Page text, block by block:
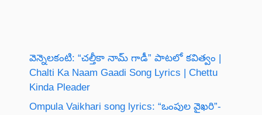
వెన్నెలకంటి: “చల్తీకా నామ్ గాడీ” పాటలో కవిత్వం |
Chalti Ka Naam Gaadi Song Lyrics | Chettu
Kinda Pleader
Ompula Vaikhari song lyrics: “ఒంపుల వైఖరి”-